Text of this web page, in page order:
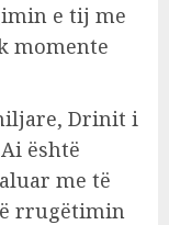
e tij me
momente
Drinit i
është
me të
rrugëtimin